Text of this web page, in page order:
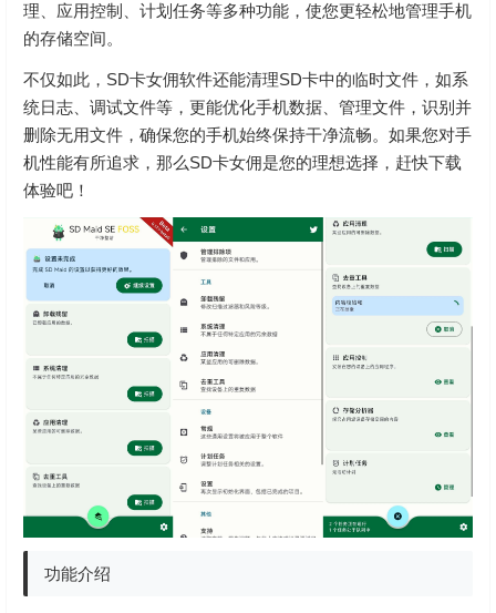
理、应用控制、计划任务等多种功能，使您更轻松地管理手机
的存储空间。
不仅如此，SD卡女佣软件还能清理SD卡中的临时文件，如系
统日志、调试文件等，更能优化手机数据、管理文件，识别并
删除无用文件，确保您的手机始终保持干净流畅。如果您对手
机性能有所追求，那么SD卡女佣是您的理想选择，赶快下载
体验吧！
功能介绍